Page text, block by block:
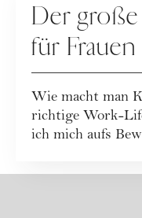
Der
für
Wie macht man
richtige Work-
ich mich aufs